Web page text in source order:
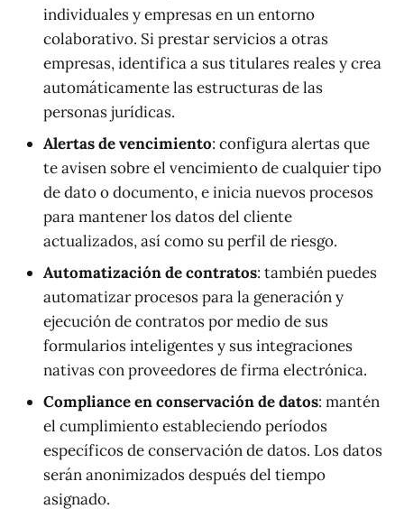
individuales y empresas en un entorno
colaborativo. Si prestar servicios a otras
empresas, identifica a sus titulares reales y crea
automáticamente las estructuras de las
personas jurídicas.
Alertas de vencimiento: configura alertas que
te avisen sobre el vencimiento de cualquier tipo
de dato o documento, e inicia nuevos procesos
para mantener los datos del cliente
actualizados, así como su perfil de riesgo.
Automatización de contratos: también puedes
automatizar procesos para la generación y
ejecución de contratos por medio de sus
formularios inteligentes y sus integraciones
nativas con proveedores de firma electrónica.
Compliance en conservación de datos: mantén
el cumplimiento estableciendo períodos
específicos de conservación de datos. Los datos
serán anonimizados después del tiempo
asignado.